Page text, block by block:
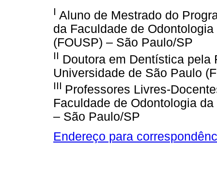
I Aluno de Mestrado do
da Faculdade de
(FOUSP) – São Paulo/SP
II Doutora em Dentística pela
Universidade de São Paulo
III Professores Livres-
Faculdade de Odontologia
– São Paulo/SP
Endereço para